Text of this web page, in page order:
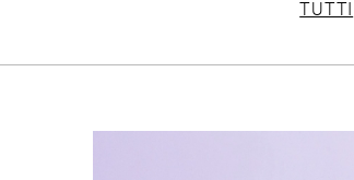
TUTTI